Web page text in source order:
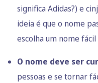
significa Adidas?) e
ideia é que o nome
escolha um nome
O nome deve ser
pessoas e se tornar